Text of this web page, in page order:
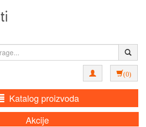
(0)
Katalog proizvoda
Akcije